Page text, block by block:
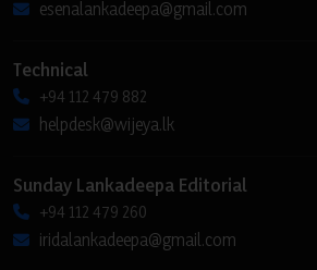
esenalankadeepa@gmail.com
Technical
+94 112 479 882
helpdesk@wijeya.lk
Sunday Lankadeepa Editorial
+94 112 479 260
iridalankadeepa@gmail.com